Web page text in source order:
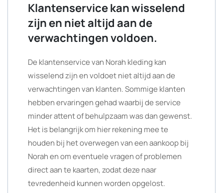
Klantenservice kan wisselend
zijn en niet altijd aan de
verwachtingen voldoen.
De klantenservice van Norah kleding kan
wisselend zijn en voldoet niet altijd aan de
verwachtingen van klanten. Sommige klanten
hebben ervaringen gehad waarbij de service
minder attent of behulpzaam was dan gewenst.
Het is belangrijk om hier rekening mee te
houden bij het overwegen van een aankoop bij
Norah en om eventuele vragen of problemen
direct aan te kaarten, zodat deze naar
tevredenheid kunnen worden opgelost.